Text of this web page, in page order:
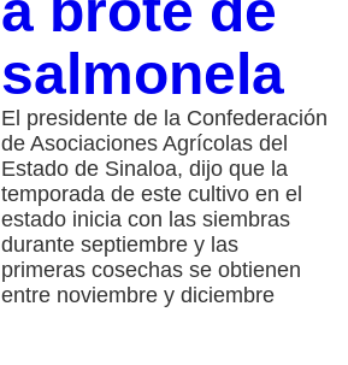
salmonela
El presidente de la Confederación
de Asociaciones Agrícolas del
Estado de Sinaloa, dijo que la
temporada de este cultivo en el
estado inicia con las siembras
durante septiembre y las
primeras cosechas se obtienen
entre noviembre y diciembre